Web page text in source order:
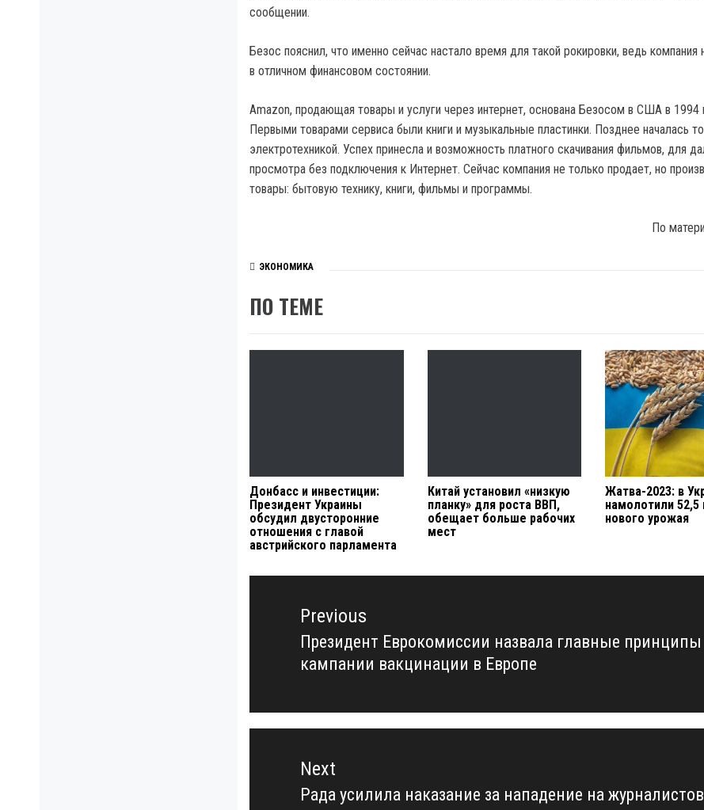
сообщении.
Безос пояснил, что именно сейчас настало время для такой рокировки, ведь компания
в отличном финансовом состоянии.
Amazon, продающая товары и услуги через интернет, основана Безосом в США в 1994
Первыми товарами сервиса были книги и музыкальные пластинки. Позднее началась
электротехникой. Успех принесла и возможность платного скачивания фильмов, для
просмотра без подключения к Интернет. Сейчас компания не только продает, но
товары: бытовую технику, книги, фильмы и программы.
По
ЭКОНОМИКА
ПО ТЕМЕ
Донбасс и инвестиции:
Президент Украины
обсудил двусторонние
отношения с главой
австрийского парламента
Китай установил «низкую
планку» для роста ВВП,
обещает больше рабочих
мест
Жатва-2023: в
намолотили 52,5
нового урожая
Навигация
записямPrevious
Previous
post:
Президент Еврокомиссии назвала главные принципы
кампании вакцинации в Европе
Next
Next
Рада усилила наказание за нападение на журналистов